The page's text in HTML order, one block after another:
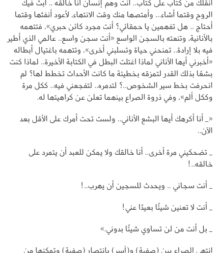
أنقلك من كتاب على كتاب.. أنت وهم إنسان أنا خالقه .. أبث فيك
الروح وقتما أشاء... وأمتصها منك وقت الانتهاء، لأعود أنفثها وقتما
أحتاج .. هل تفهمين يا حمقائي؟ أنت مجرد كائن حبري»، فتتهمه
بالأنانية، وتنعته بالسجن الواسع «أنت سجن واسع.. عالمي الذي أطير
فيه بلا إرادة.. تمنحني حياة وتسلبني أخرى»، وتتهمه باغتيال أبطاله
«أخبرني أيها الأناني لماذا اغتلت البطل في الكتابة الأخيرة.. لماذا كنت
بشعًا بذلك القدر لتمزقه بخطيئة ما كانت الأحداث تخطط لها؟ لم
انحرفت بخط سير الشخوص..؟ لتدمره.. لتفجعني فيه.. ككل مرة
وككل ألم»، وفي ذروة الصراع بينهما تعلن عن كراهيتها له.
«_ أنا أكرهك أيها البشع الأناني.. ولست تحت أمرك على الأقل بعد
الآن..
_ تضحكيني مرة أخرى.. أنا خالقك ولا يمكن للعبد أن يتمرد على
خالقه..!
_ أنت سجاني .. ويحدث للسجين أن يهرب..!
_ أنت لا تعنين شيئًا بعيدًا عني!
_ بل أنت من لن تساوي شيئًا بدوني.»
انتهى الصراع بين (صفية) و(آسر) بانتصار (صفية) وتمكنها من